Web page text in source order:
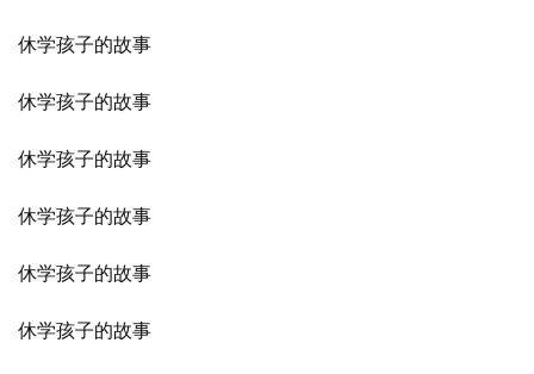
休学孩子的故事
休学孩子的故事
休学孩子的故事
休学孩子的故事
休学孩子的故事
休学孩子的故事